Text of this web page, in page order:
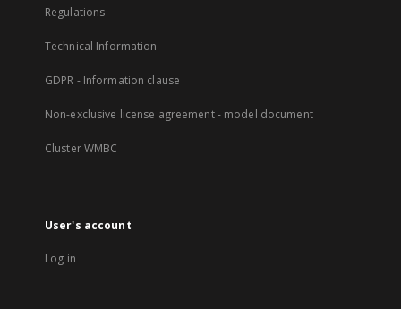
Regulations
Technical Information
GDPR - Information clause
Non-exclusive license agreement - model document
Cluster WMBC
User's account
Log in